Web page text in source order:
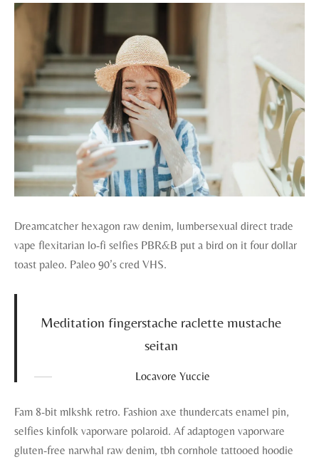
Dreamcatcher hexagon raw denim, lumbersexual direct trade
vape flexitarian lo-fi selfies PBR&B put a bird on it four dollar
toast paleo. Paleo 90’s cred VHS.
Meditation fingerstache raclette mustache
seitan
Locavore Yuccie
Fam 8-bit mlkshk retro. Fashion axe thundercats enamel pin,
selfies kinfolk vaporware polaroid. Af adaptogen vaporware
gluten-free narwhal raw denim, tbh cornhole tattooed hoodie